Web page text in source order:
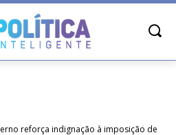
reforça indignação à imposição de